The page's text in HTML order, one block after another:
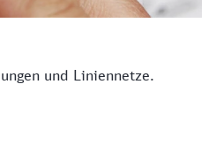
und Liniennetze.